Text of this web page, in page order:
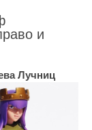
и
Лучниц